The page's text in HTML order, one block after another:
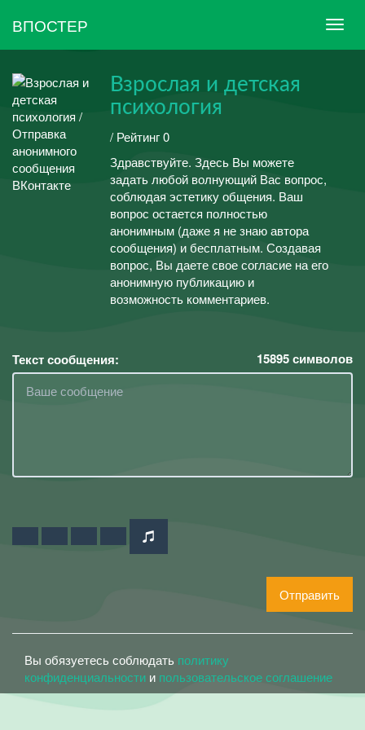
ВПОСТЕР
Взрослая и детская
психология
/ Рейтинг 0
Здравствуйте. Здесь Вы можете
задать любой волнующий Вас вопрос,
соблюдая эстетику общения. Ваш
вопрос остается полностью
анонимным (даже я не знаю автора
сообщения) и бесплатным. Создавая
вопрос, Вы даете свое согласие на его
анонимную публикацию и
возможность комментариев.
Текст сообщения: 15895символов
Отправить
Вы обязуетесь соблюдать политику
конфиденциальности и пользовательское соглашение